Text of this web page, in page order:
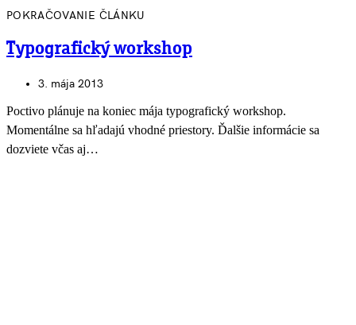
POKRAČOVANIE ČLÁNKU
Typografický workshop
3. mája 2013
Poctivo plánuje na koniec mája typografický workshop.
Momentálne sa hľadajú vhodné priestory. Ďalšie informácie sa
dozviete včas aj…